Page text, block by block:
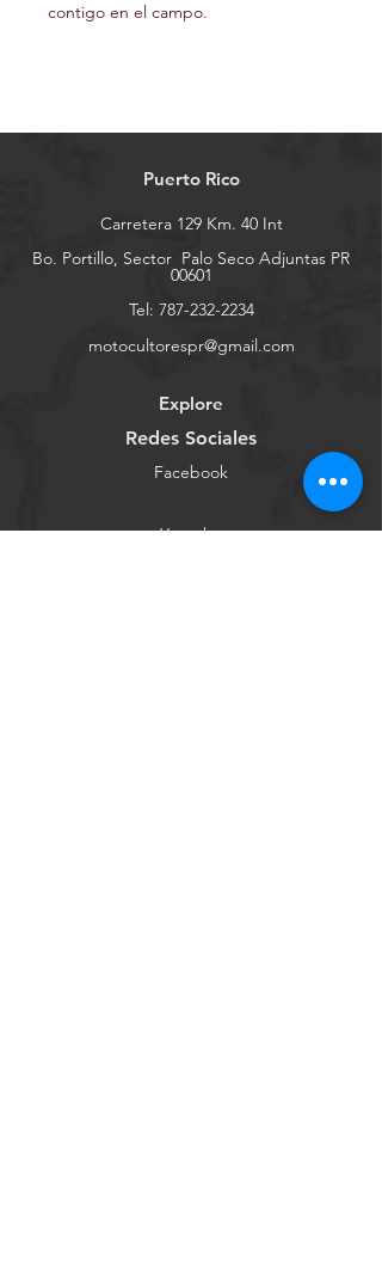
contigo en el campo.
Puerto Rico
Carretera 129 Km. 40 Int
Bo. Portillo, Sector Palo Seco Adjuntas PR
00601
Tel: 787-232-2234
motocultorespr@gmail.com
Explore
Redes Sociales
Facebook
Youtube